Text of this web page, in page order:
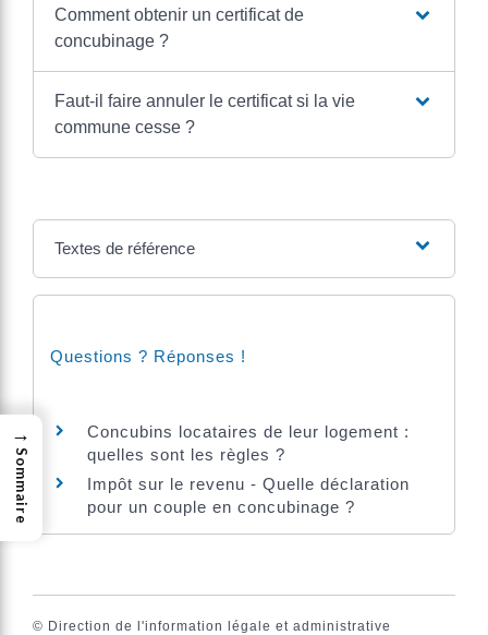
Comment obtenir un certificat de
concubinage ?
Faut-il faire annuler le certificat si la vie
commune cesse ?
Textes de référence
Questions ? Réponses !
Concubins locataires de leur logement :
quelles sont les règles ?
Impôt sur le revenu - Quelle déclaration
pour un couple en concubinage ?
© Direction de l'information légale et administrative
→
Sommaire